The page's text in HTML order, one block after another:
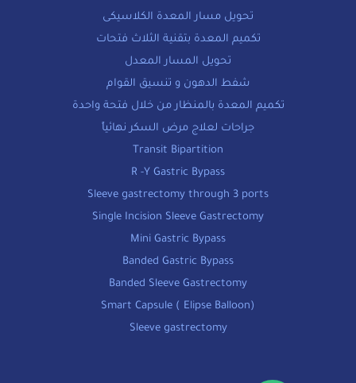
تحويل مسار المعدة الكلاسيكى
تكميم المعدة بتقنية الثلاث فتحات
تحويل المسار المعدل
شفط الدهون و تنسيق القوام
تكميم المعدة بالمنظار من خلال فتحة واحدة
جراحات لعلاج مرض السكر نهائياً
Transit Bipartition
R -Y Gastric Bypass
Sleeve gastrectomy through 3 ports
Single Incision Sleeve Gastrectomy
Mini Gastric Bypass
Banded Gastric Bypass
Banded Sleeve Gastrectomy
Smart Capsule ( Elipse Balloon)
Sleeve gastrectomy